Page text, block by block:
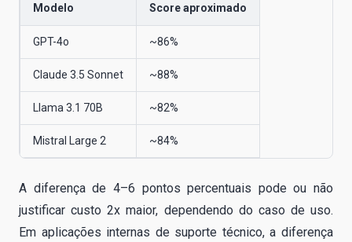
Modelo Score aproximado
GPT-4o ~86%
Claude 3.5 Sonnet ~88%
Llama 3.1 70B ~82%
Mistral Large 2 ~84%
A diferença de 4–6 pontos percentuais pode ou não
justificar custo 2x maior, dependendo do caso de uso.
Em aplicações internas de suporte técnico, a diferença